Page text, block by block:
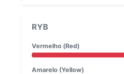
RYB
Vermelho (Red)
Amarelo (Yellow)